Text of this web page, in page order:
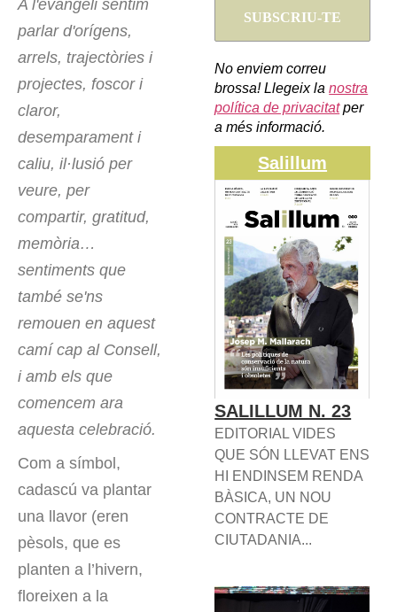
A l'evangeli sentim
parlar d'orígens,
arrels, trajectòries i
projectes, foscor i
claror,
desemparament i
caliu, il·lusió per
veure, per
compartir, gratitud,
memòria…
sentiments que
també se'ns
remouen en aquest
camí cap al Consell,
i amb els que
comencem ara
aquesta celebració.
Com a símbol,
cadascú va plantar
una llavor (eren
pèsols, que es
planten a l’hivern,
floreixen a la
No enviem correu
brossa! Llegeix lanostra
política de privacitatper
a més informació.
Salillum
SALILLUM N. 23
EDITORIAL VIDES
QUE SÓN LLEVAT ENS
HI ENDINSEM RENDA
BÀSICA, UN NOU
CONTRACTE DE
CIUTADANIA...